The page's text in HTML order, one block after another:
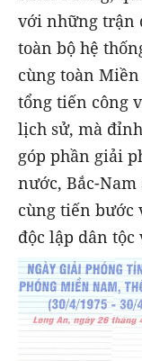
với những trận
toàn bộ hệ
cùng toàn
tổng tiến công
lịch sử, mà
góp phần giải
nước, Bắc-
cùng tiến bước
độc lập dân tộc